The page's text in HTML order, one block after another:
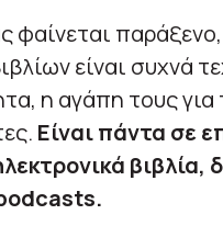
φαίνεται
είναι συχνά
η αγάπη τους για
Είναι πάντα σε
βιβλία,